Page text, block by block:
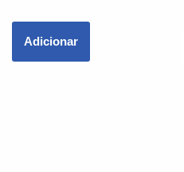
Adicionar